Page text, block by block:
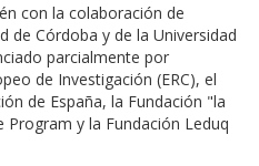
con la colaboración de
de Córdoba y de la Universidad
parcialmente por
de Investigación (ERC), el
de España, la Fundación "la
Program y la Fundación Leduq